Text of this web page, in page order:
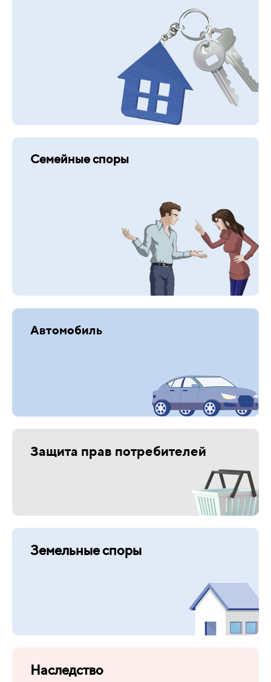
Семейные споры
Автомобиль
Защита прав потребителей
Земельные споры
Наследство